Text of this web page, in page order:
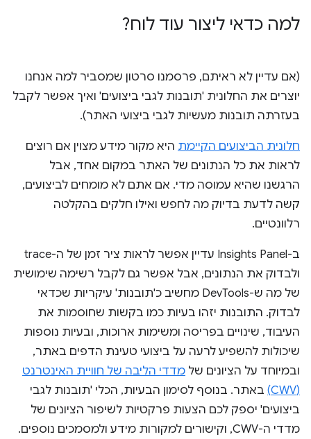
למה כדאי ליצור עוד לוח?
(אם עדיין לא ראיתם, פרסמנו סרטון שמסביר למה אנחנו
יוצרים את החלונית 'תובנות לגבי ביצועים' ואיך אפשר לקבל
בעזרתה תובנות מעשיות לגבי ביצועי האתר).
חלונית הביצועים הקיימת היא מקור מידע מצוין אם רוצים
לראות את כל הנתונים של האתר במקום אחד, אבל
הרגשנו שהיא עמוסה מדי. אם אתם לא מומחים לביצועים,
קשה לדעת בדיוק מה לחפש ואילו חלקים בהקלטה
רלוונטיים.
ב-Insights Panel עדיין אפשר לראות ציר זמן של ה-trace
ולבדוק את הנתונים, אבל אפשר גם לקבל רשימה שימושית
של מה ש-DevTools מחשיב כ'תובנות' עיקריות שכדאי
לבדוק. התובנות יזהו בעיות כמו בקשות שחוסמות את
העיבוד, שינויים בפריסה ומשימות ארוכות, ובעיות נוספות
שיכולות להשפיע לרעה על ביצועי טעינת הדפים באתר,
ובמיוחד על הציונים של מדדי הליבה של חוויית האינטרנט
(CWV)
באתר. בנוסף לסימון הבעיות, הכלי 'תובנות לגבי
ביצועים' יספק לכם הצעות פרקטיות לשיפור הציונים של
מדדי ה-CWV, וקישורים למקורות מידע ולמסמכים נוספים.